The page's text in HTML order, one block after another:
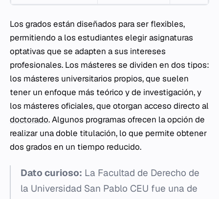
Los grados están diseñados para ser flexibles,
permitiendo a los estudiantes elegir asignaturas
optativas que se adapten a sus intereses
profesionales. Los másteres se dividen en dos tipos:
los másteres universitarios propios, que suelen
tener un enfoque más teórico y de investigación, y
los másteres oficiales, que otorgan acceso directo al
doctorado. Algunos programas ofrecen la opción de
realizar una doble titulación, lo que permite obtener
dos grados en un tiempo reducido.
Dato curioso: La Facultad de Derecho de
la Universidad San Pablo CEU fue una de